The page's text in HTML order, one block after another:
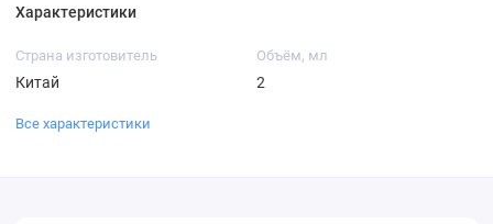
Характеристики
Страна изготовитель
Китай
Объём, мл
2
Все характеристики